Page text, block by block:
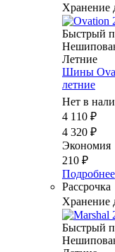
Хранение
Быстрый
Летние
Шины
летние
Нет в
4 110 ₽
4 320 ₽
Экономия
210 ₽
Подробнее
Рассрочка
Хранение
Быстрый